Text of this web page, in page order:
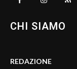
CHI SIAMO
REDAZIONE